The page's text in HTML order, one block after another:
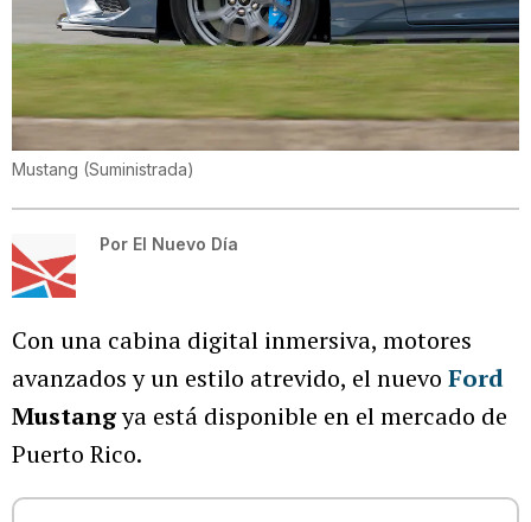
Mustang (Suministrada)
Por El Nuevo Día
Con una cabina digital inmersiva, motores
avanzados y un estilo atrevido, el nuevo Ford
Mustangya está disponible en el mercado de
Puerto Rico.